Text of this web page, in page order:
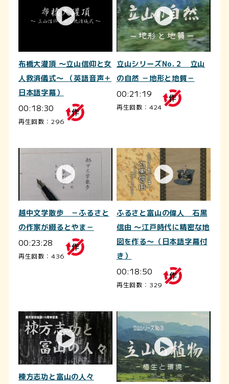
布橋大灌頂 ～立山信仰と女
人救済儀式～ （英語音声＋
日本語字幕）
00:18:30
再生回数：296
立山シリーズNo.２ 立山
の自然 －地形と地質－
00:21:19
再生回数：424
越中文学散歩 －ふるさと
の作家が綴るとやま－
00:23:28
再生回数：436
ふるさと富山の偉人 石黒
信由 ～江戸時代に精密な地
図を作る～（日本語字幕付
き）
00:18:50
再生回数：329
棟方志功と富山の人々